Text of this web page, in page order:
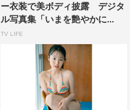
ー衣装で美ボディ披露 デジタ
ル写真集「いまを艶やかに...
TV LIFE